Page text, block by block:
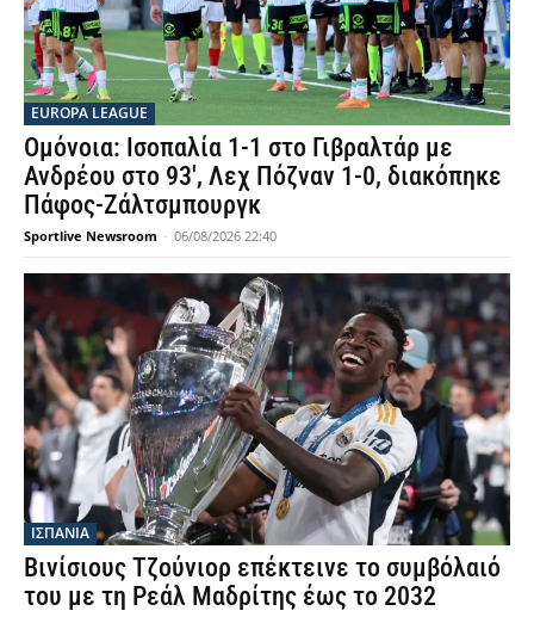
EUROPA LEAGUE
Ομόνοια: Ισοπαλία 1-1 στο Γιβραλτάρ με
Ανδρέου στο 93′, Λεχ Πόζναν 1-0, διακόπηκε
Πάφος-Ζάλτσμπουργκ
Sportlive Newsroom - 06/08/2026 22:40
ΙΣΠΑΝΙΑ
Βινίσιους Τζούνιορ επέκτεινε το συμβόλαιό
του με τη Ρεάλ Μαδρίτης έως το 2032